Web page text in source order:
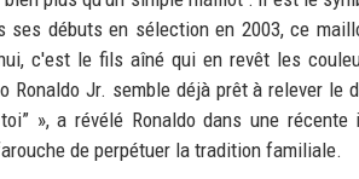
ses débuts en sélection en 2003, ce
c'est le fils aîné qui en revêt les
Ronaldo Jr. semble déjà prêt à relever le
», a révélé Ronaldo dans une
de perpétuer la tradition familiale.